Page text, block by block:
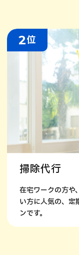
2位
掃除代行
在宅ワークの方や
い方に人気の、定
ンです。